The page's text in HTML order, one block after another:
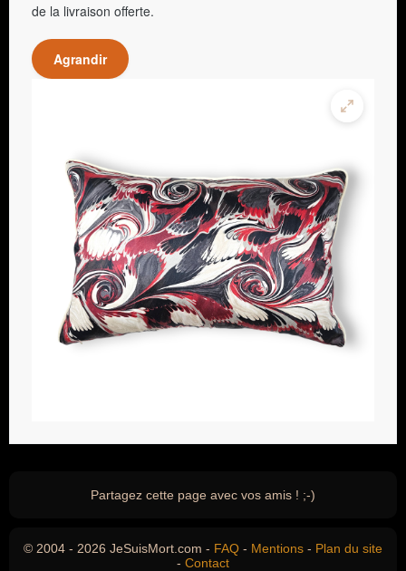
de la livraison offerte.
Agrandir
Partagez cette page avec vos amis ! ;-)
© 2004 - 2026 JeSuisMort.com - FAQ - Mentions - Plan du site
- Contact